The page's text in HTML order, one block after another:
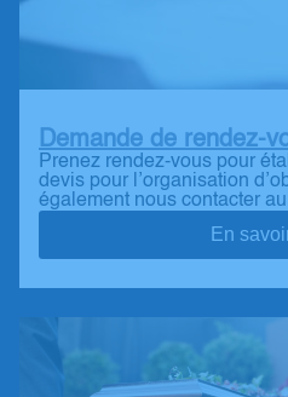
Demande de rendez-
Prenez rendez-vous pour
devis pour l’organisation
également nous contacter
En